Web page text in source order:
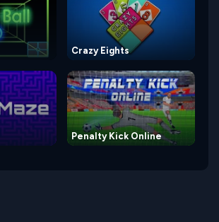
Crazy Eights
Penalty Kick Online